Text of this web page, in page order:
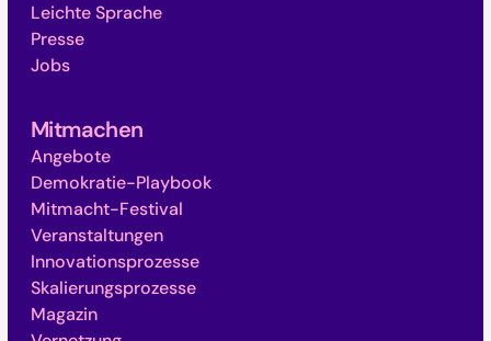
Leichte Sprache
Presse
Jobs
Mitmachen
Angebote
Demokratie-Playbook
Mitmacht-Festival
Veranstaltungen
Innovationsprozesse
Skalierungsprozesse
Magazin